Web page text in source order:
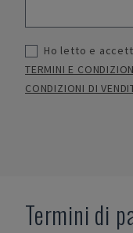
Ho letto e
TERMINI E
CONDIZIONI DI
Termini di